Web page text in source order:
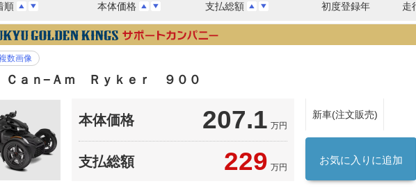
順 本体価格 支払総額 初度登録年 走
数画像
Ｃａｎ−Ａｍ Ｒｙｋｅｒ ９００
本体価格 207.1 万円
支払総額 229 万円
新車(注文販売)
お気に入りに追加